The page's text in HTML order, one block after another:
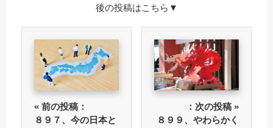
後の投稿はこちら▼
« 前の投稿：
８９７、今の日本と
：次の投稿 »
８９９、やわらかく